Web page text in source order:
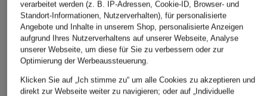
new balance
Sneaker
CHF 179
Ursprünglich:CHF 229
ASICS
Laufschuhe GEL-
CUMULUS 28
ab CHF 189
new balance
Trailrunning-
FUELCELL REBEL
CHF 159
verarbeitet werden (z. B. IP-Adressen, Cookie-ID, Browser- und
Standort-Informationen, Nutzerverhalten), für personalisierte
Angebote und Inhalte in unserem Shop, personalisierte Anzeigen
aufgrund Ihres Nutzerverhaltens auf unserer Webseite, Analyse
unserer Webseite, um diese für Sie zu verbessern oder zur
Optimierung der Werbeaussteuerung.
Klicken Sie auf „Ich stimme zu“ um alle Cookies zu akzeptieren und
direkt zur Webseite weiter zu navigieren; oder auf „Individuelle